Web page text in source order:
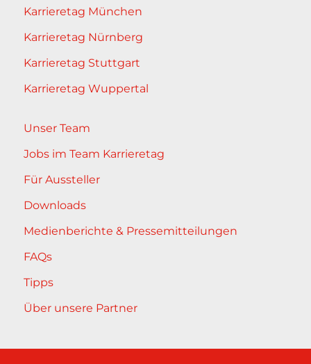
Karrieretag München
Karrieretag Nürnberg
Karrieretag Stuttgart
Karrieretag Wuppertal
Unser Team
Jobs im Team Karrieretag
Für Aussteller
Downloads
Medienberichte & Pressemitteilungen
FAQs
Tipps
Über unsere Partner